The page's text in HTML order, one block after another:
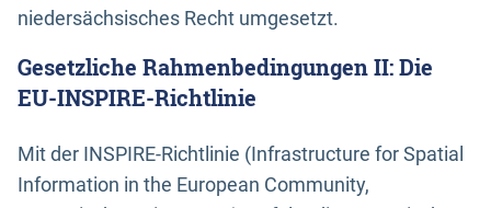
niedersächsisches Recht umgesetzt.
Gesetzliche Rahmenbedingungen II: Die
EU-INSPIRE-Richtlinie
Mit der INSPIRE-Richtlinie (Infrastructure for Spatial
Information in the European Community,